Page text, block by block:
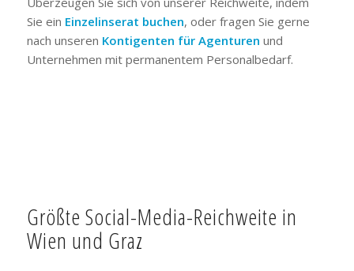
Sie ein Einzelinserat buchen, oder fragen Sie gerne
nach unseren Kontigenten für Agenturen und
Unternehmen mit permanentem Personalbedarf.
Größte Social-Media-Reichweite in
Wien und Graz